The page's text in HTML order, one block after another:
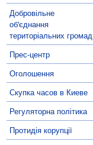
Добровільне
об'єднання
територіальних громад
Прес-центр
Оголошення
Скупка часов в Киеве
Регуляторна політика
Протидія корупції